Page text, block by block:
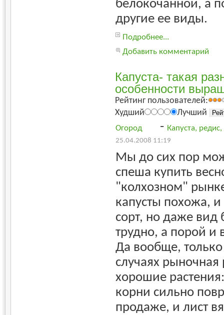
белокочанной, а
другие ее виды.
Подробнее...
Добавить комментарий
Капуста- такая
особенности
Рейтинг пользователей:
Худший
Лучший
Огород - Капуста,
25.04.2008 11:19
Мы до сих пор
спеша купить
"колхозном"
капусты похожа, и
сорт, но даже вид
трудно, а порой и
Да вообще,
случаях рыночная
хорошие
корни сильно
продаже, и лист